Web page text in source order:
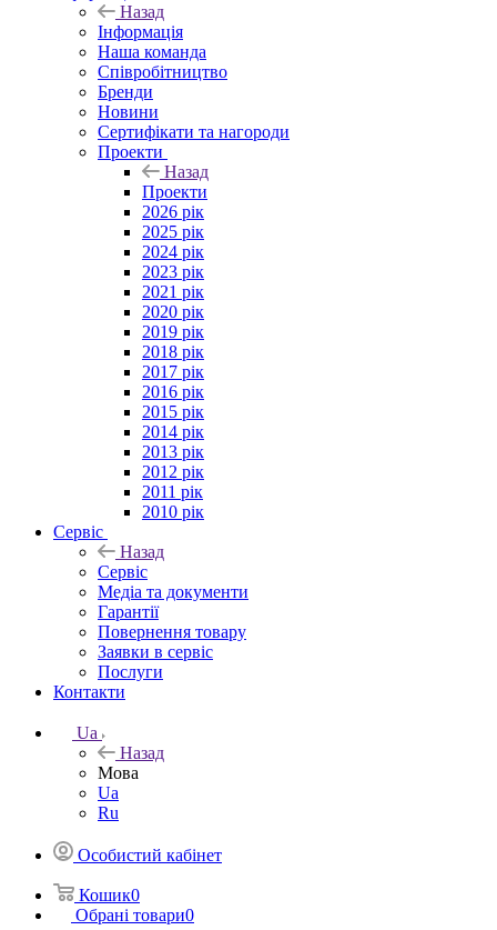
Назад
Інформація
Наша команда
Співробітництво
Бренди
Новини
Сертифікати та нагороди
Проекти
Назад
Проекти
2026 рік
2025 рік
2024 рік
2023 рік
2021 рік
2020 рік
2019 рік
2018 рік
2017 рік
2016 рік
2015 рік
2014 рік
2013 рік
2012 рік
2011 рік
2010 рік
Сервіс
Назад
Сервіс
Медіа та документи
Гарантії
Повернення товару
Заявки в сервіс
Послуги
Контакти
Ua
Назад
Мова
Ua
Ru
Особистий кабінет
Кошик0
Обрані товари0